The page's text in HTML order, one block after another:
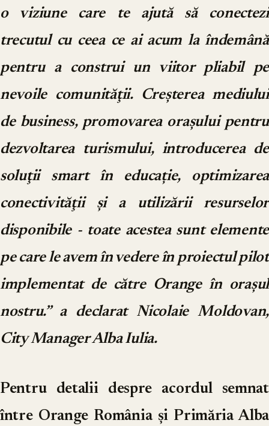
o viziune care te ajută să conectezi
trecutul cu ceea ce ai acum la îndemână
pentru a construi un viitor pliabil pe
nevoile comunităţii. Creșterea mediului
de business, promovarea oraşului pentru
dezvoltarea turismului, introducerea de
soluţii smart în educație, optimizarea
conectivităţii şi a utilizării resurselor
disponibile - toate acestea sunt elemente
pe care le avem în vedere în proiectul pilot
implementat de către Orange în oraşul
nostru.” a declarat Nicolaie Moldovan,
City Manager Alba Iulia.
Pentru detalii despre acordul semnat
între Orange România și Primăria Alba